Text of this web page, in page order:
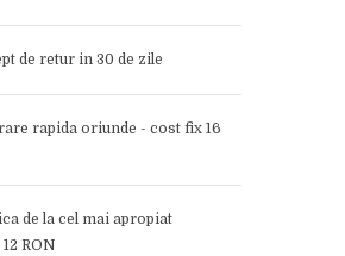
de retur in 30 de zile
rapida oriunde - cost fix 16
de la cel mai apropiat
RON